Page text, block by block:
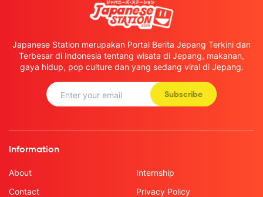
Japanese Station merupakan Portal Berita Jepang Terkini dan
Terbesar di Indonesia tentang wisata di Jepang, makanan,
gaya hidup, pop culture dan yang sedang viral di Jepang.
Subscribe
Information
About
Contact
Internship
Privacy Policy